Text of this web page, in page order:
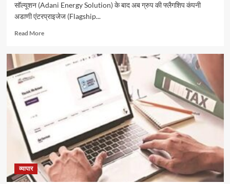
सॉल्यूशन (Adani Energy Solution) के बाद अब ग्रुप की फ्लैगशिप कंपनी
अडाणी एंटरप्राइजेज (Flagship...
Read MoreRead
क्यूआईपी
2
जुटाएगी
अडाणी
एंटरप्राइजेज,
बड़े
निवेशकों
से
शुरू
व्यापार